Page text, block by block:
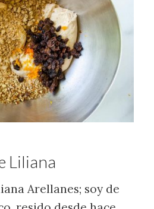
Liliana
Arellanes; soy de